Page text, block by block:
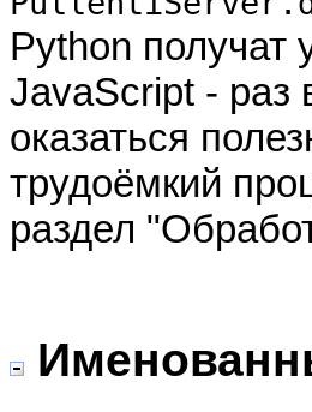
Python получат
JavaScript - раз
оказаться
трудоёмкий
раздел